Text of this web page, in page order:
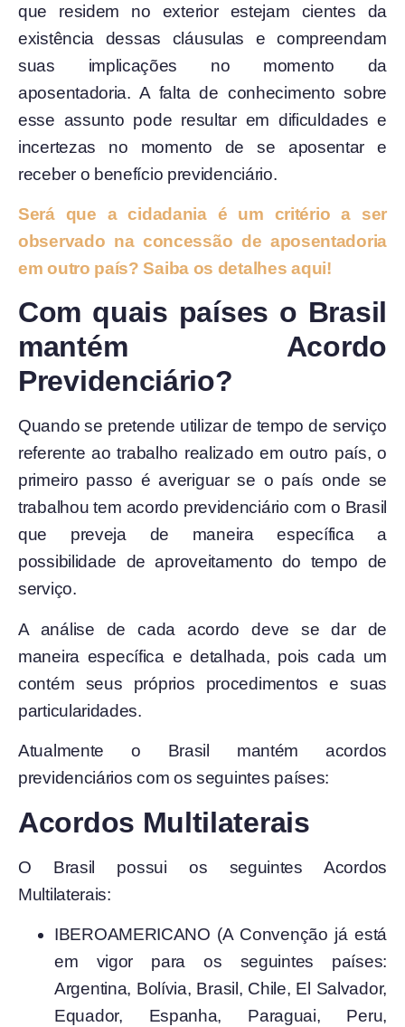
que residem no exterior estejam cientes da
existência dessas cláusulas e compreendam
suas implicações no momento da
aposentadoria. A falta de conhecimento sobre
esse assunto pode resultar em dificuldades e
incertezas no momento de se aposentar e
receber o benefício previdenciário.
Será que a cidadania é um critério a ser
observado na concessão de aposentadoria
em outro país? Saiba os detalhes aqui!
Com quais países o Brasil
mantém Acordo
Previdenciário?
Quando se pretende utilizar de tempo de serviço
referente ao trabalho realizado em outro país, o
primeiro passo é averiguar se o país onde se
trabalhou tem acordo previdenciário com o Brasil
que preveja de maneira específica a
possibilidade de aproveitamento do tempo de
serviço.
A análise de cada acordo deve se dar de
maneira específica e detalhada, pois cada um
contém seus próprios procedimentos e suas
particularidades.
Atualmente o Brasil mantém acordos
previdenciários com os seguintes países:
Acordos Multilaterais
O Brasil possui os seguintes Acordos
Multilaterais:
IBEROAMERICANO (A Convenção já está
em vigor para os seguintes países:
Argentina, Bolívia, Brasil, Chile, El Salvador,
Equador, Espanha, Paraguai, Peru,